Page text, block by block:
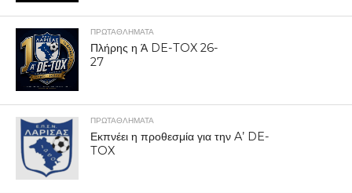
ΠΡΩΤΑΘΛΉΜΑΤΑ
Πλήρης η Ά DE-TOX 26-
27
ΠΡΩΤΑΘΛΉΜΑΤΑ
Εκπνέει η προθεσμία για την A’ DE-
TOX